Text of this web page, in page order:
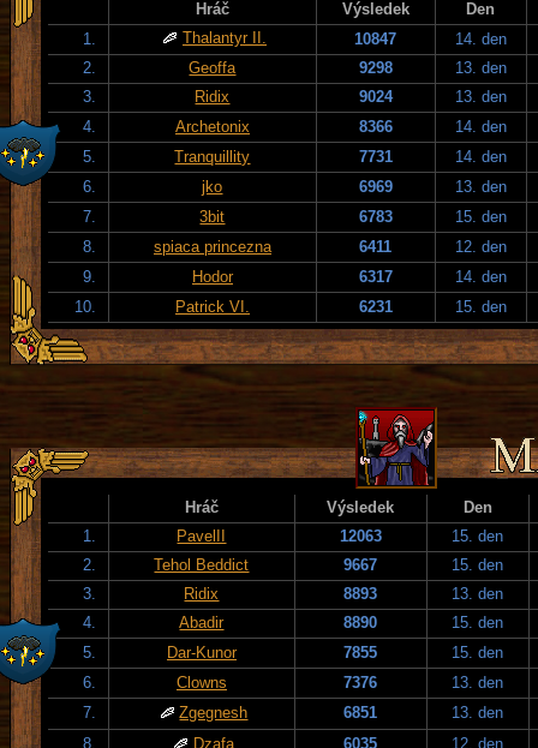
Hráč Výsledek
Den
1.
Thalantyr II. 10847
14. den
2.
Geoffa 9298
13. den
3.
Ridix 9024
13. den
4.
Archetonix 8366
14. den
5.
Tranquillity 7731
14. den
6.
jko 6969
13. den
7.
3bit 6783
15. den
8.
spiaca princezna 6411
12. den
9.
Hodor 6317
14. den
10.
Patrick VI. 6231 15. den
Hráč Výsledek
Den
1.
PavelII 12063
15. den
2.
Tehol Beddict 9667
15. den
3.
Ridix 8893
13. den
4.
Abadir 8890
15. den
5.
Dar-Kunor 7855
15. den
6.
Clowns 7376
13. den
7.
Zgegnesh 6851
13. den
8.
Dzafa 6035
12. den